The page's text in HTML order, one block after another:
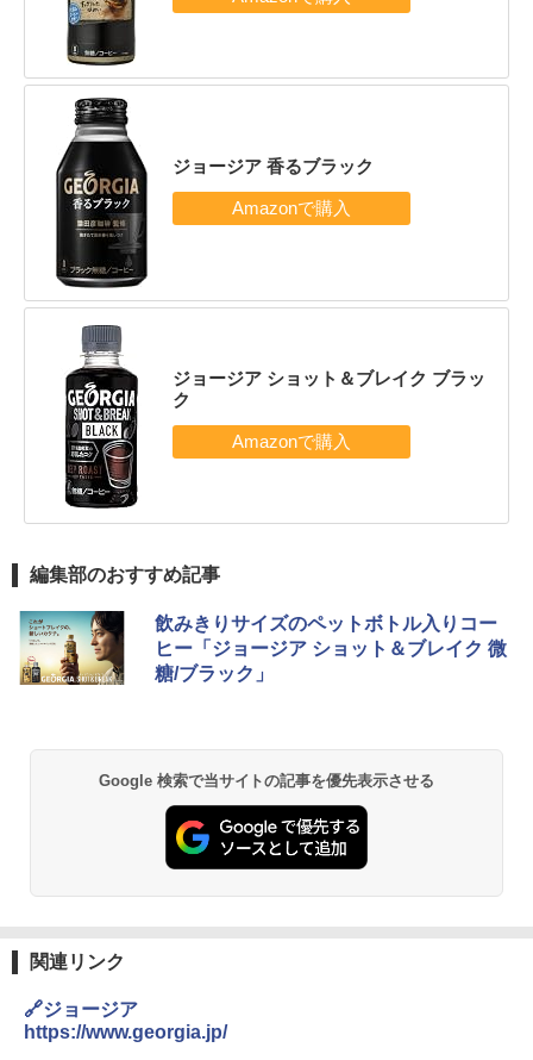
ジョージア 香るブラック
ジョージア ショット＆ブレイク ブラッ
ク
編集部のおすすめ記事
飲みきりサイズのペットボトル入りコー
ヒー「ジョージア ショット＆ブレイク 微
糖/ブラック」
Google 検索で当サイトの記事を優先表示させる
関連リンク
🔗ジョージア
https://www.georgia.jp/